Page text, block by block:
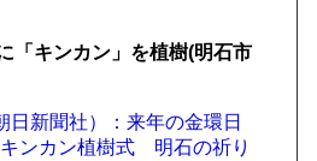
「キンカン」を植樹(明石市
日新聞社）：来年の金環日
ンカン植樹式 明石の祈り